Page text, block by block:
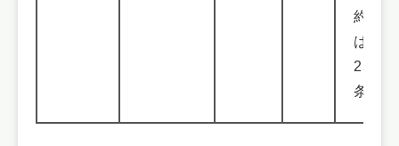
約款
は第
25
条）